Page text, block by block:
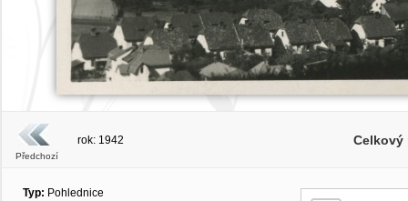
Předchozí
rok: 1942 Celkový
Typ: Pohlednice